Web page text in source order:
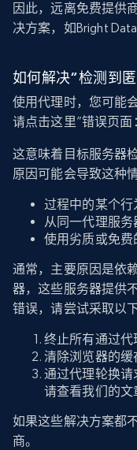
因此，远离免费提供
决方案，如Bright Data
如何解决“检测到
使用代理时，您可能
请点击这里”错误页面
这意味着目标服务器
原因可能会导致这种
过程中的某个行
从同一代理服
使用劣质或免费
通常，主要原因是依
器，这些服务器提供
错误，请尝试采取以
终止所有通过
清除浏览器的缓
通过代理轮换请
请查看我们的文
如果这些解决方案都
商。